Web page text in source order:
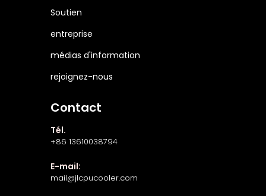
Soutien
entreprise
médias d'information
rejoignez-nous
Contact
Tél.
+86 13610038794
E-mail:
mail@jlcpucooler.com